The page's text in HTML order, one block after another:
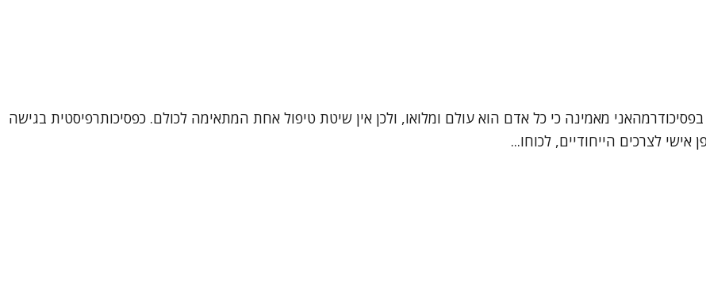
שמי ברכה אלגרבלי פסיכותרפיסטית בגישה אינטגרטיבית, MA בפסיכודרמהאני מאמינה כי כל אדם הוא עולם ומלואו, ולכן אין שיטת טיפול אחת המתאימה לכולם. כפסיכותרפיסטית בגישה
לצרכים הייחודיים, לכוחו...